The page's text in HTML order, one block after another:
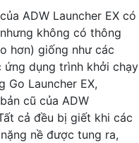
ADW Launcher EX có
không có thông
hơn) giống như các
ứng dụng trình khởi chạy
Go Launcher EX,
cũ của ADW
cả đều bị giết khi các
nề được tung ra,